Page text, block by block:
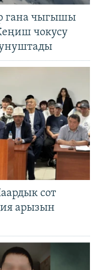
гана чыгышы
чокусу
сот
арызын